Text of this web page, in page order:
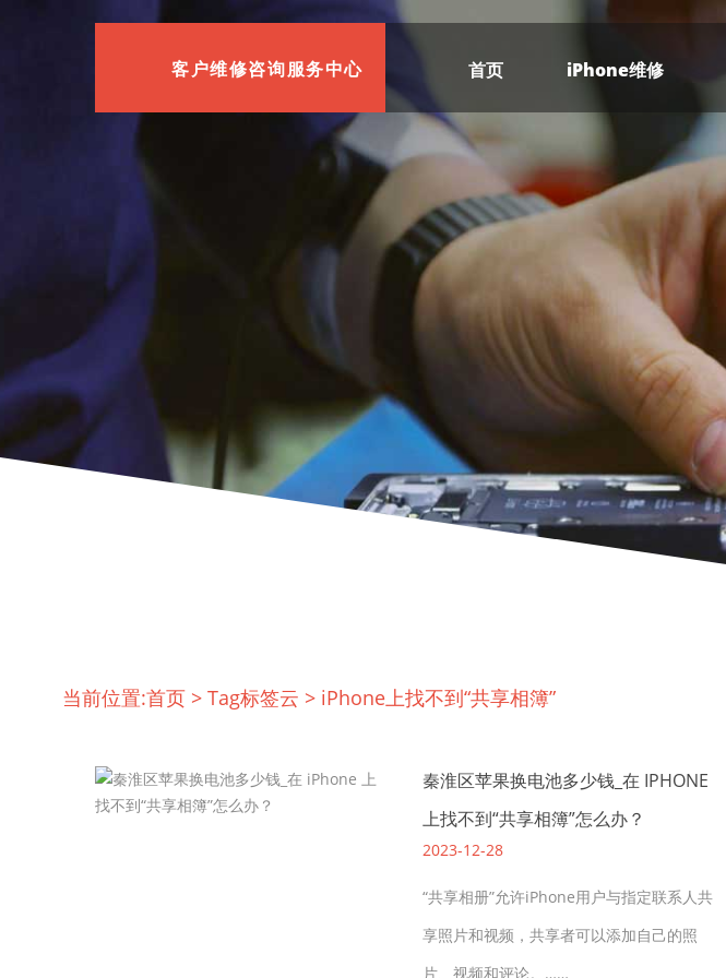
客户维修咨询服务中心 首页 iPhone维修
当前位置:首页 > Tag标签云 > iPhone上找不到“共享相簿”
秦淮区苹果换电池多少钱_在 IPHONE
上找不到“共享相簿”怎么办？
2023-12-28
“共享相册”允许iPhone用户与指定联系人共
享照片和视频，共享者可以添加自己的照
片、视频和评论。……